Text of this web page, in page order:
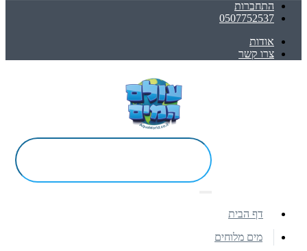
התחברות
0507752537
אודות
צרו קשר
דף הבית
מים מלוחים